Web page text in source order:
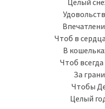
Целый
Чтоб в
В
Чтоб
За
Чтобы
Целый